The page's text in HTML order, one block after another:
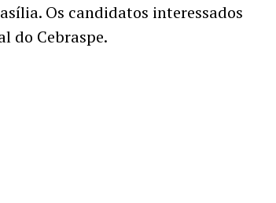
Os candidatos interessados
do Cebraspe.